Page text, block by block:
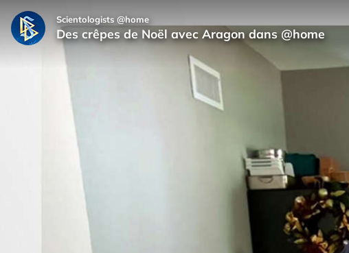
Scientologists @home
Des crêpes de Noël avec Aragon dans @home